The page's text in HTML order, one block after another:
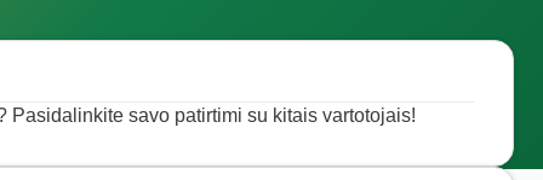
savo patirtimi su kitais vartotojais!